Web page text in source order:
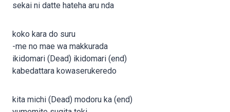
sekai ni datte hateha aru nda
koko kara do suru
-me no mae wa makkurada
ikidomari (Dead) ikidomari (end)
kabedattara kowaserukeredo
kita michi (Dead) modoru ka (end)